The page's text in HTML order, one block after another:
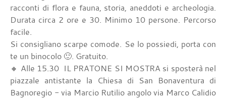
racconti di flora e fauna, storia, aneddoti e archeologia.
Durata circa 2 ore e 30. Minimo 10 persone. Percorso
facile.
Si consigliano scarpe comode. Se lo possiedi, porta con
te un binocolo 🙂. Gratuito.
🔸 Alle 15.30 IL PRATONE SI MOSTRA si sposterà nel
piazzale antistante la Chiesa di San Bonaventura di
Bagnoregio - via Marcio Rutilio angolo via Marco Calidio